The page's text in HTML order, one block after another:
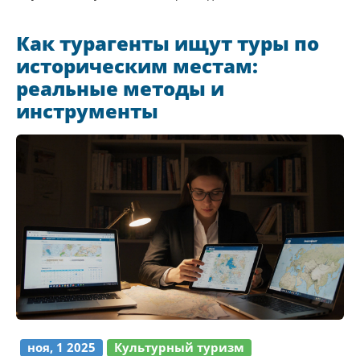
Как турагенты ищут туры по
историческим местам:
реальные методы и
инструменты
ноя, 1 2025
Культурный туризм